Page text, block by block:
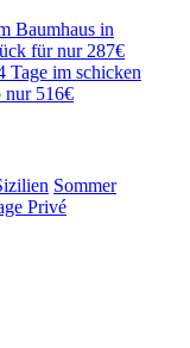
Baumhaus in
für nur 287€
Tage im schicken
nur 516€
Sommer
Privé